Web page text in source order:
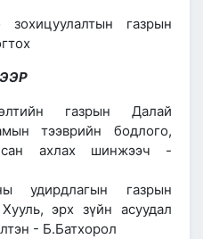
газрын
газрын Далай
тээврийн бодлого,
ахлах шинжээч -
удирдлагын газрын
эрх зүйн асуудал
- Б.Батхорол